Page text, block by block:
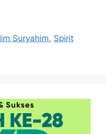
Iim Suryahim, Spirit